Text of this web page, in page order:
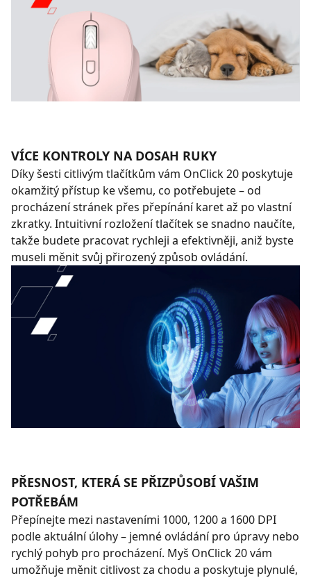
VÍCE KONTROLY NA DOSAH RUKY
Díky šesti citlivým tlačítkům vám OnClick 20 poskytuje
okamžitý přístup ke všemu, co potřebujete – od
procházení stránek přes přepínání karet až po vlastní
zkratky. Intuitivní rozložení tlačítek se snadno naučíte,
takže budete pracovat rychleji a efektivněji, aniž byste
museli měnit svůj přirozený způsob ovládání.
PŘESNOST, KTERÁ SE PŘIZPŮSOBÍ VAŠIM
POTŘEBÁM
Přepínejte mezi nastaveními 1000, 1200 a 1600 DPI
podle aktuální úlohy – jemné ovládání pro úpravy nebo
rychlý pohyb pro procházení. Myš OnClick 20 vám
umožňuje měnit citlivost za chodu a poskytuje plynulé,